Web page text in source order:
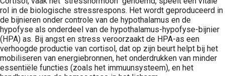
rol in de biologische stressrespons. Het wordt geproduceerd in
de bijnieren onder controle van de hypothalamus en de
hypofyse als onderdeel van de hypothalamus-hypofyse-bijnier
(HPA) as. Bij angst en stress veroorzaakt de HPA-as een
verhoogde productie van cortisol, dat op zijn beurt helpt bij het
mobiliseren van energiebronnen, het onderdrukken van minder
essentiële functies (zoals het immuunsysteem), en het